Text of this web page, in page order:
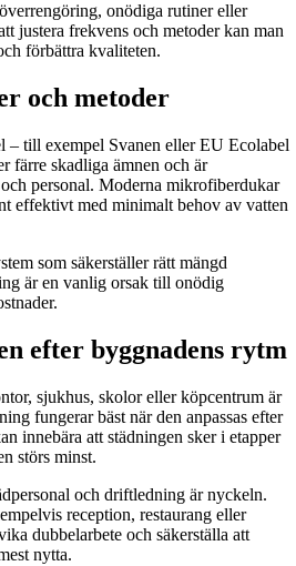
onödiga rutiner eller
justera frekvens och metoder kan man
förbättra kvaliteten.
och metoder
– till exempel Svanen eller EU Ecolabel
färre skadliga ämnen och är
personal. Moderna mikrofiberdukar
effektivt med minimalt behov av vatten
som säkerställer rätt mängd
är en vanlig orsak till onödig
efter byggnadens rytm
sjukhus, skolor eller köpcentrum är
fungerar bäst när den anpassas efter
innebära att städningen sker i etapper
störs minst.
och driftledning är nyckeln.
reception, restaurang eller
dubbelarbete och säkerställa att
nytta.